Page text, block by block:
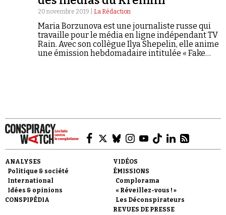
Demander à Vera
20 novembre 2019 | La Rédaction
Maria Borzunova est une journaliste russe qui
travaille pour le média en ligne indépendant TV
Rain. Avec son collègue Ilya Shepelin, elle anime
une émission hebdomadaire intitulée « Fake
ANALYSES
Politique & société
International
Idées & opinions
CONSPIPÉDIA
VIDÉOS
ÉMISSIONS
Complorama
« Réveillez-vous ! »
Les Déconspirateurs
REVUES DE PRESSE